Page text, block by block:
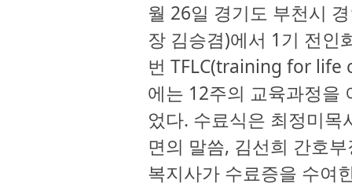
월 26일 경기도 부천시
장 김승겸)에서 1기 전인
번 TFLC(training for life
에는 12주의 교육과정을
었다. 수료식은 최정미
면의 말씀, 김선희 간호
복지사가 수료증을 수여